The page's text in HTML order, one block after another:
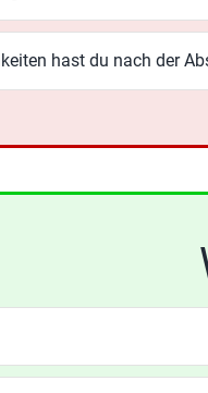
hast du nach der